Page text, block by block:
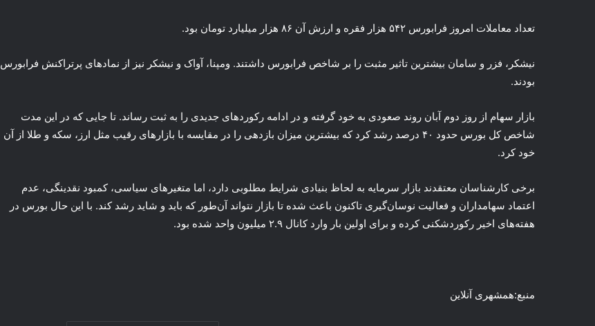
تعداد معاملات امروز فرابورس ۵۴۲ هزار فقره و ارزش آن ۸۶ هزار میلیارد تومان بود.
نیشکر، فزر و سامان بیشترین تاثیر مثبت را بر شاخص فرابورس داشتند. ومپنا، آواک و نیشکر نیز از نمادهای پرتراکنش فرابورس
بودند.
بازار سهام از روز دوم آبان روند صعودی به خود گرفته و در ادامه رکوردهای جدیدی را به ثبت رساند. تا جایی که در این مدت
شاخص کل بورس حدود ۴۰ درصد رشد کرد که بیشترین میزان بازدهی را در مقایسه با بازارهای رقیب مثل ارز، سکه و طلا از آن
خود کرد.
برخی کارشناسان معتقدند بازار سرمایه به لحاظ بنیادی شرایط مطلوبی دارد، اما متغیرهای سیاسی، کمبود نقدینگی، عدم
اعتماد سهامداران و فعالیت نوسان‌گیری تاکنون باعث شده تا بازار نتواند آن‌طور که باید و شاید رشد کند. با این حال بورس در
هفته‌های اخیر رکوردشکنی کرده و برای اولین بار وارد کانال ۲.۹ میلیون واحد شده بود.
منبع:همشهری آنلاین